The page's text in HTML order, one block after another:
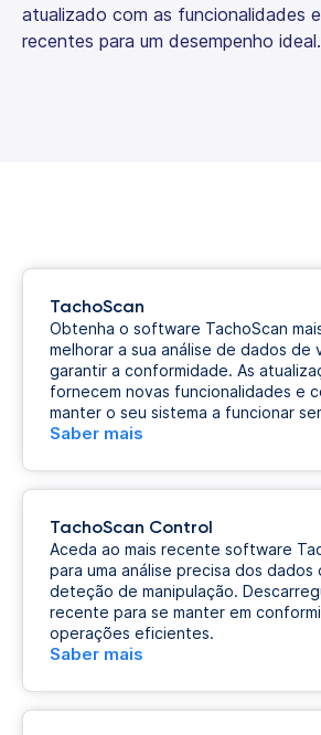
atualizado com as funcionalidades
recentes para um desempenho ideal.
TachoScan
Obtenha o software TachoScan
melhorar a sua análise de dados de
garantir a conformidade. As
fornecem novas funcionalidades e
manter o seu sistema a funcionar
Saber mais
TachoScan Control
Aceda ao mais recente software
para uma análise precisa dos
deteção de manipulação.
recente para se manter em
operações eficientes.
Saber mais